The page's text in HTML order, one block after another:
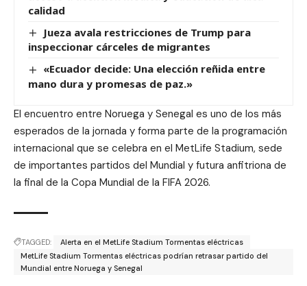
calidad
Jueza avala restricciones de Trump para
inspeccionar cárceles de migrantes
«Ecuador decide: Una elección reñida entre
mano dura y promesas de paz.»
El encuentro entre Noruega y Senegal es uno de los más
esperados de la jornada y forma parte de la programación
internacional que se celebra en el MetLife Stadium, sede
de importantes partidos del Mundial y futura anfitriona de
la final de la Copa Mundial de la FIFA 2026.
TAGGED:
Alerta en el MetLife Stadium Tormentas eléctricas
MetLife Stadium Tormentas eléctricas podrían retrasar partido del
Mundial entre Noruega y Senegal